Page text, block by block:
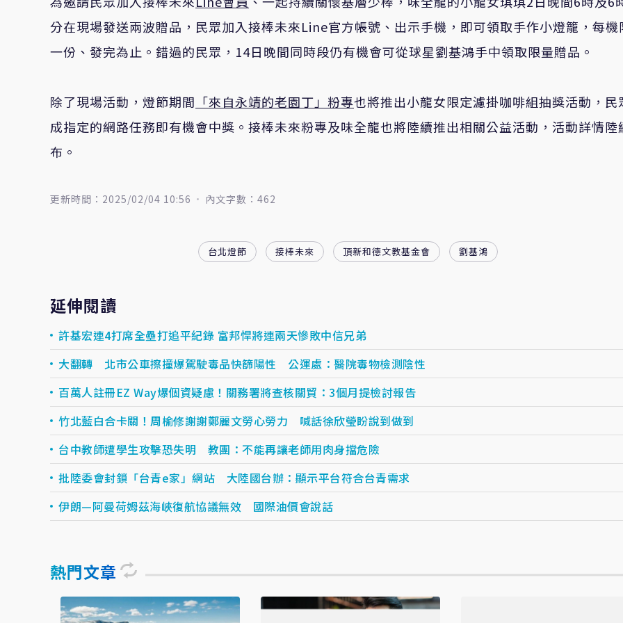
分在現場發送兩波贈品，民眾加入接棒未來Line官方帳號、出示手機，即可領取手作小燈籠，每機
一份、發完為止。錯過的民眾，14日晚間同時段仍有機會可從球星劉基鴻手中領取限量贈品。
除了現場活動，燈節期間 「來自永靖的老園丁」粉專也將推出小龍女限定濾掛咖啡組抽獎活動，民
成指定的網路任務即有機會中獎。接棒未來粉專及味全龍也將陸續推出相關公益活動，活動詳情陸
布。
更新時間：2025/02/04 10:56 內文字數：462
台北燈節 接棒未來 頂新和德文教基金會 劉基鴻
延伸閱讀
許基宏連4打席全壘打追平紀錄 富邦悍將連兩天慘敗中信兄弟
大翻轉 北市公車擦撞爆駕駛毒品快篩陽性 公運處：醫院毒物檢測陰性
百萬人註冊EZ Way爆個資疑慮！關務署將查核關貿：3個月提檢討報告
竹北藍白合卡關！周榆修謝謝鄭麗文勞心勞力 喊話徐欣瑩盼說到做到
台中教師遭學生攻擊恐失明 教團：不能再讓老師用肉身擋危險
批陸委會封鎖「台青e家」網站 大陸國台辦：顯示平台符合台青需求
伊朗—阿曼荷姆茲海峽復航協議無效 國際油價會說話
熱門文章